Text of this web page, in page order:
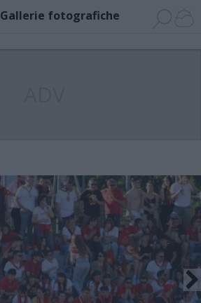
Gallerie fotografiche